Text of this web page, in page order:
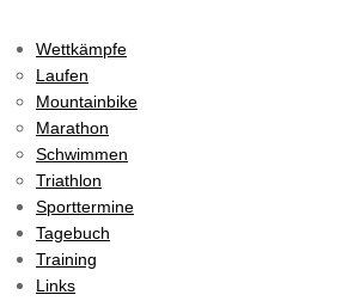
Wettkämpfe
Laufen
Mountainbike
Marathon
Schwimmen
Triathlon
Sporttermine
Tagebuch
Training
Links